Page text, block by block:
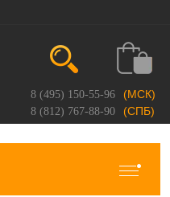
8 (495) 150-55-96 (МСК)
8 (812) 767-88-90 (СПБ)